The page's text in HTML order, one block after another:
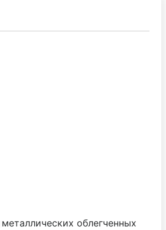
металлических облегченных